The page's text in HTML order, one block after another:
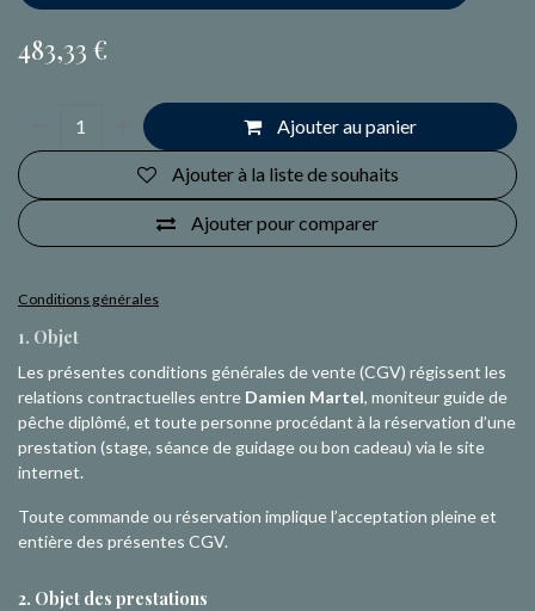
483,33 €
Ajouter au panier
Ajouter pour comparer
Ajouter à la liste de souhaits
Conditions générales
1. Objet
Les présentes conditions générales de vente (CGV) régissent les
relations contractuelles entre Damien Martel, moniteur guide de
pêche diplômé, et toute personne procédant à la réservation d’une
prestation (stage, séance de guidage ou bon cadeau) via le site
internet.
Toute commande ou réservation implique l’acceptation pleine et
entière des présentes CGV.
2. Objet des prestations